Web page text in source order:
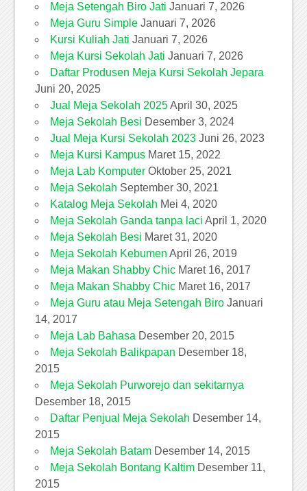
Meja Setengah Biro Jati Januari 7, 2026
Meja Guru Simple Januari 7, 2026
Kursi Kuliah Jati Januari 7, 2026
Meja Kursi Sekolah Jati Januari 7, 2026
Daftar Produsen Meja Kursi Sekolah Jepara
Juni 20, 2025
Jual Meja Sekolah 2025 April 30, 2025
Meja Sekolah Besi Desember 3, 2024
Jual Meja Kursi Sekolah 2023 Juni 26, 2023
Meja Kursi Kampus Maret 15, 2022
Meja Lab Komputer Oktober 25, 2021
Meja Sekolah September 30, 2021
Katalog Meja Sekolah Mei 4, 2020
Meja Sekolah Ganda tanpa laci April 1, 2020
Meja Sekolah Besi Maret 31, 2020
Meja Sekolah Kebumen April 26, 2019
Meja Makan Shabby Chic Maret 16, 2017
Meja Makan Shabby Chic Maret 16, 2017
Meja Guru atau Meja Setengah Biro Januari
14, 2017
Meja Lab Bahasa Desember 20, 2015
Meja Sekolah Balikpapan Desember 18,
2015
Meja Sekolah Purworejo dan sekitarnya
Desember 18, 2015
Daftar Penjual Meja Sekolah Desember 14,
2015
Meja Sekolah Batam Desember 14, 2015
Meja Sekolah Bontang Kaltim Desember 11,
2015